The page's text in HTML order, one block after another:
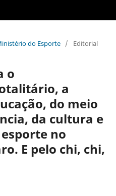
do Esporte / Editorial
o
a
do meio
da cultura e
no
E pelo chi, chi,